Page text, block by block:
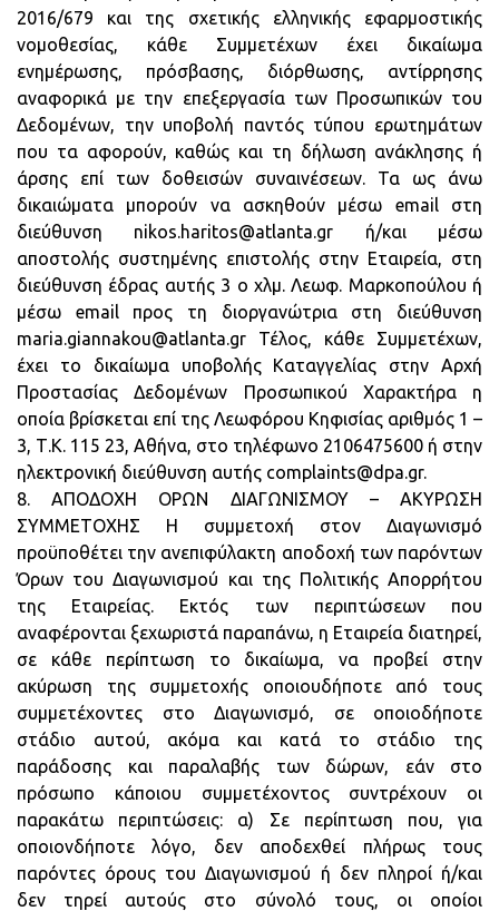
2016/679 και της σχετικής ελληνικής εφαρμοστικής
νομοθεσίας, κάθε Συμμετέχων έχει δικαίωμα
ενημέρωσης, πρόσβασης, διόρθωσης, αντίρρησης
αναφορικά με την επεξεργασία των Προσωπικών του
Δεδομένων, την υποβολή παντός τύπου ερωτημάτων
που τα αφορούν, καθώς και τη δήλωση ανάκλησης ή
άρσης επί των δοθεισών συναινέσεων. Τα ως άνω
δικαιώματα μπορούν να ασκηθούν μέσω email στη
διεύθυνση nikos.haritos@atlanta.gr ή/και μέσω
αποστολής συστημένης επιστολής στην Εταιρεία, στη
διεύθυνση έδρας αυτής 3 ο χλμ. Λεωφ. Μαρκοπούλου ή
μέσω email προς τη διοργανώτρια στη διεύθυνση
maria.giannakou@atlanta.gr Τέλος, κάθε Συμμετέχων,
έχει το δικαίωμα υποβολής Καταγγελίας στην Αρχή
Προστασίας Δεδομένων Προσωπικού Χαρακτήρα η
οποία βρίσκεται επί της Λεωφόρου Κηφισίας αριθμός 1 –
3, Τ.Κ. 115 23, Αθήνα, στο τηλέφωνο 2106475600 ή στην
ηλεκτρονική διεύθυνση αυτής complaints@dpa.gr.
8. ΑΠΟΔΟΧH ΟΡΩΝ ΔΙΑΓΩΝΙΣΜΟΥ – ΑΚΥΡΩΣΗ
ΣΥΜΜΕΤΟΧΗΣ Η συμμετοχή στον Διαγωνισμό
προϋποθέτει την ανεπιφύλακτη αποδοχή των παρόντων
Όρων του Διαγωνισμού και της Πολιτικής Απορρήτου
της Εταιρείας. Εκτός των περιπτώσεων που
αναφέρονται ξεχωριστά παραπάνω, η Εταιρεία διατηρεί,
σε κάθε περίπτωση το δικαίωμα, να προβεί στην
ακύρωση της συμμετοχής οποιουδήποτε από τους
συμμετέχοντες στο Διαγωνισμό, σε οποιοδήποτε
στάδιο αυτού, ακόμα και κατά το στάδιο της
παράδοσης και παραλαβής των δώρων, εάν στο
πρόσωπο κάποιου συμμετέχοντος συντρέχουν οι
παρακάτω περιπτώσεις: α) Σε περίπτωση που, για
οποιονδήποτε λόγο, δεν αποδεχθεί πλήρως τους
παρόντες όρους του Διαγωνισμού ή δεν πληροί ή/και
δεν τηρεί αυτούς στο σύνολό τους, οι οποίοι